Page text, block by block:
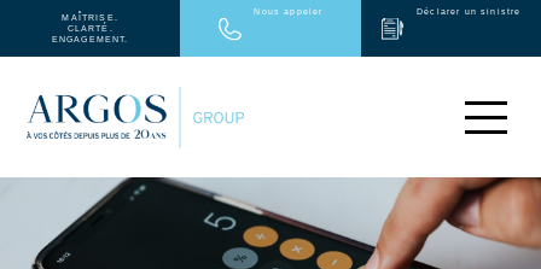
MAÎTRISE.
CLARTÉ.
ENGAGEMENT.
Nous appeler Déclarer un sinistre
PARTICULIERS
ENTREPRISES
MÉDICAL